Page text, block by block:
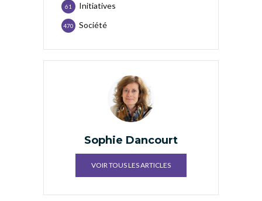
Initiatives
61
Société
470
Sophie Dancourt
VOIR TOUS LES ARTICLES